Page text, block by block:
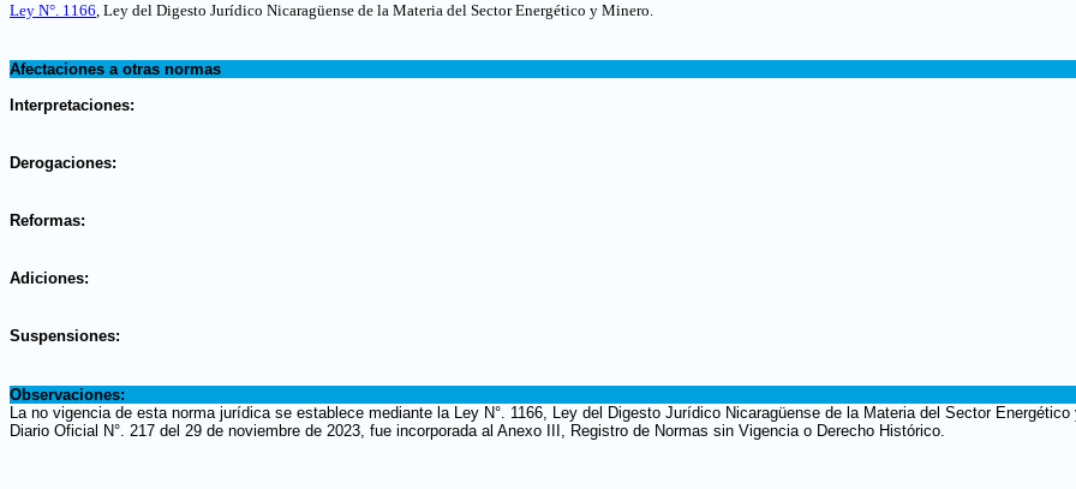
Ley N°. 1166, Ley del Digesto Jurídico Nicaragüense de la Materia del Sector Energético y Minero.
Afectaciones a otras normas
Interpretaciones:
Derogaciones:
Reformas:
Adiciones:
Suspensiones:
Observaciones:
La no vigencia de esta norma jurídica se establece mediante la Ley N°. 1166, Ley del Digesto Jurídico Nicaragüense de la Materia del Sector
Diario Oficial N°. 217 del 29 de noviembre de 2023, fue incorporada al Anexo III, Registro de Normas sin Vigencia o Derecho Histórico.